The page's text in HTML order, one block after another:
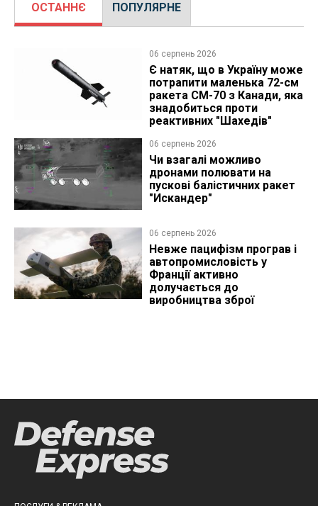
ОСТАННЄ ПОПУЛЯРНЕ
06 серпень 2026
Є натяк, що в Україну може
потрапити маленька 72-см
ракета CM-70 з Канади, яка
знадобиться проти
реактивних "Шахедів"
06 серпень 2026
Чи взагалі можливо
дронами полювати на
пускові балістичних ракет
"Искандер"
06 серпень 2026
Невже пацифізм програв і
автопромисловість у
Франції активно
долучається до
виробництва зброї